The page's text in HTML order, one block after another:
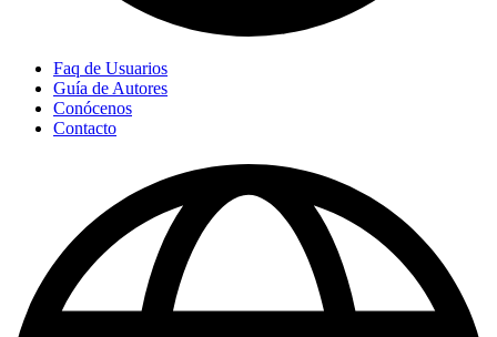
Faq de Usuarios
Guía de Autores
Conócenos
Contacto